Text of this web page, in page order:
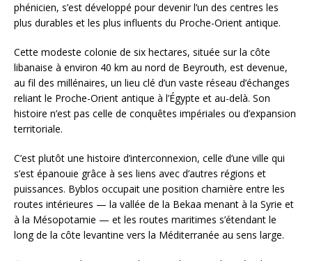
phénicien, s’est développé pour devenir l’un des centres les
plus durables et les plus influents du Proche-Orient antique.
Cette modeste colonie de six hectares, située sur la côte
libanaise à environ 40 km au nord de Beyrouth, est devenue,
au fil des millénaires, un lieu clé d’un vaste réseau d’échanges
reliant le Proche-Orient antique à l’Égypte et au-delà. Son
histoire n’est pas celle de conquêtes impériales ou d’expansion
territoriale.
C’est plutôt une histoire d’interconnexion, celle d’une ville qui
s’est épanouie grâce à ses liens avec d’autres régions et
puissances. Byblos occupait une position charnière entre les
routes intérieures — la vallée de la Bekaa menant à la Syrie et
à la Mésopotamie — et les routes maritimes s’étendant le
long de la côte levantine vers la Méditerranée au sens large.